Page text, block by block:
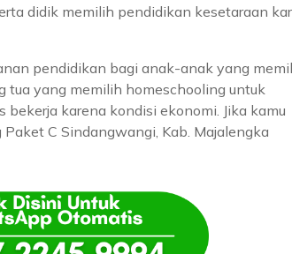
didik memilih pendidikan kesetaraan
pendidikan bagi anak-anak yang
tua yang memilih homeschooling untuk
karena kondisi ekonomi. Jika kamu
C Sindangwangi, Kab. Majalengka